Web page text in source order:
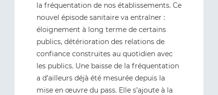
la fréquentation de nos établissements. Ce
nouvel épisode sanitaire va entraîner :
éloignement à long terme de certains
publics, détérioration des relations de
confiance construites au quotidien avec
les publics. Une baisse de la fréquentation
a d’ailleurs déjà été mesurée depuis la
mise en œuvre du pass. Elle s’ajoute à la